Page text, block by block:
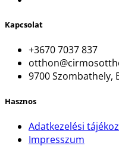
Kapcsolat
+3670 7037 837
9700 Szombathely,
Hasznos
Adatkezelési
Impresszum